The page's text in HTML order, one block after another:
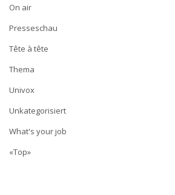
On air
Presseschau
Tête à tête
Thema
Univox
Unkategorisiert
What's your job
«Top»